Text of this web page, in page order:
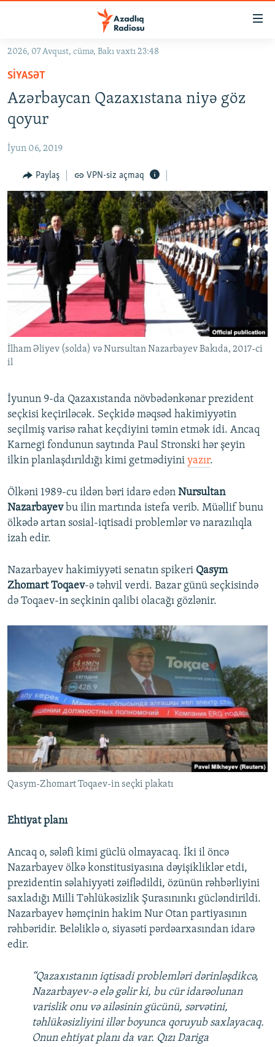
Əsas
qayıt
Əsas
naviqasiyaya
qayıt
Axtarışa
keç
GÜNDƏM
#İZAHLA
KORRUPSIOMETR
#ƏSLINDƏ
FƏRQƏ BAX
QANUNI DOĞRU
ARAŞDIRMA
MULTIMEDIA
VIDEO
FOTOQALEREYA
İNFOQRAFIKA
KARIKATURA
RADIO ARXIV
OXU ZALI
AZƏRBAYCAN ƏDƏBIYYATI KITABXANASI
İSLAM VƏ DEMOKRATIYA
İZ - MƏDƏNIYYƏT PROQRAMI
HAQQIMIZDA
MISSIYAMIZ
PEŞƏ ETIKASI VƏ JURNALISTIKA STANDARTLARIMIZ
MATERIALLARIMIZDAN ISTIFADƏ
AZADLIQRADIOSU MOBIL TELEFONUNUZDA
XƏBƏR BÜLLETENLƏRIMIZ
RFE/RL-in bütün saytları
2026, 07 Avqust, cümə, Bakı vaxtı 23:48
SIYASƏT
Azərbaycan Qazaxıstana niyə göz
qoyur
İyun 06, 2019
Paylaş VPN-siz açmaq
İlham Əliyev (solda) və Nursultan Nazarbayev Bakıda, 2017-ci
il
İyunun 9-da Qazaxıstanda növbədənkənar prezident
seçkisi keçiriləcək. Seçkidə məqsəd hakimiyyətin
seçilmiş varisə rahat keçdiyini təmin etmək idi. Ancaq
Karnegi fondunun saytında Paul Stronski hər şeyin
ilkin planlaşdırıldığı kimi getmədiyini yazır.
Ölkəni 1989-cu ildən bəri idarə edən Nursultan
Nazarbayevbu ilin martında istefa verib. Müəllif bunu
ölkədə artan sosial-iqtisadi problemlər və narazılıqla
izah edir.
Nazarbayev hakimiyyəti senatın spikeri Qasym
Zhomart Toqaev-ə təhvil verdi. Bazar günü seçkisində
də Toqaev-in seçkinin qalibi olacağı gözlənir.
Qasym-Zhomart Toqaev-in seçki plakatı
Ehtiyat planı
Ancaq o, sələfi kimi güclü olmayacaq. İki il öncə
Nazarbayev ölkə konstitusiyasına dəyişikliklər etdi,
prezidentin səlahiyyəti zəiflədildi, özünün rəhbərliyini
saxladığı Milli Təhlükəsizlik Şurasınınkı gücləndirildi.
Nazarbayev həmçinin hakim Nur Otan partiyasının
rəhbəridir. Beləliklə o, siyasəti pərdəarxasından idarə
edir.
“Qazaxıstanın iqtisadi problemləri dərinləşdikcə,
Nazarbayev-ə elə gəlir ki, bu cür idarəolunan
varislik onu və ailəsinin gücünü, sərvətini,
təhlükəsizliyini illər boyunca qoruyub saxlayacaq.
Onun ehtiyat planı da var. Qızı Dariga